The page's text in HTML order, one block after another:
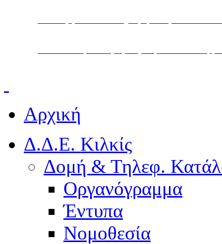
Αρχική
Δ.Δ.Ε. Κιλκίς
Δομή & Τηλεφ.
Οργανόγραμμα
Έντυπα
Νομοθεσία